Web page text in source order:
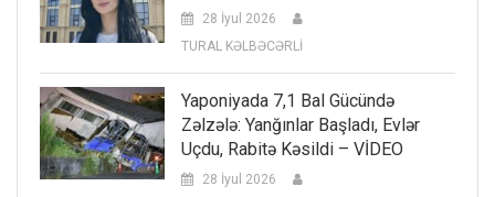
28 İyul 2026
TURAL KƏLBƏCƏRLİ
Yaponiyada 7,1 Bal Gücündə
Zəlzələ: Yanğınlar Başladı, Evlər
Uçdu, Rabitə Kəsildi – VİDEO
28 İyul 2026